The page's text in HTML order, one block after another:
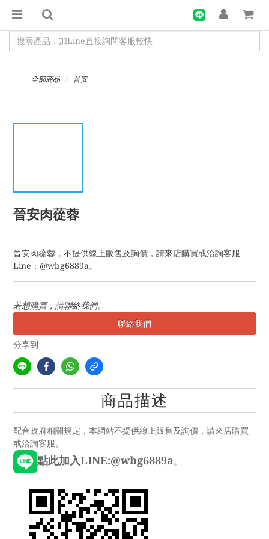
全部商品 晉安
晉安肉蓯蓉
晉安肉蓯蓉，不提供線上販售及詢價，請來店購買或洽詢客服
Line：@wbg6889a。
若想購買，請聯絡我們。
聯絡我們
分享到
商品描述
配合政府相關規定，本網站不提供線上販售及詢價，請來店購買
或洽詢客服。
點此加入LINE:@wbg6889a。